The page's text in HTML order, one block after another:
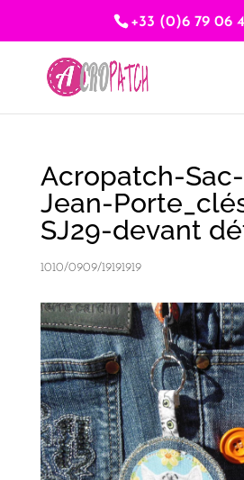
+33 (0)6 79 06
Acropatch-
Jean-
SJ29-devant
1010/0909/19191919